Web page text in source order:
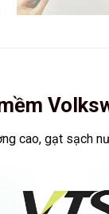
cao, gạt sạch